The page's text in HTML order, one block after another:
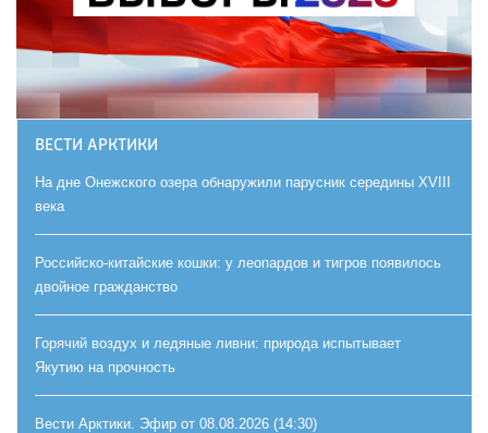
ВЕСТИ АРКТИКИ
На дне Онежского озера обнаружили парусник середины XVIII
века
Российско-китайские кошки: у леопардов и тигров появилось
двойное гражданство
Горячий воздух и ледяные ливни: природа испытывает
Якутию на прочность
Вести Арктики. Эфир от 08.08.2026 (14:30)